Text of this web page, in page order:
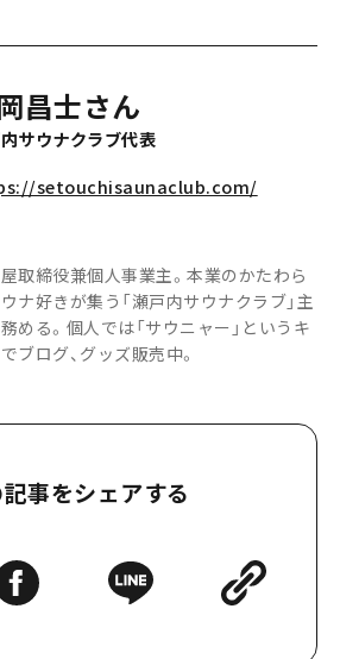
昌士さん
サウナクラブ代表
setouchisaunaclub.com/
取締役兼個人事業主。本業のかたわら
ナ好きが集う「瀬戸内サウナクラブ」主
める。個人では「サウニャー」というキ
ブログ、グッズ販売中。
記事をシェアする